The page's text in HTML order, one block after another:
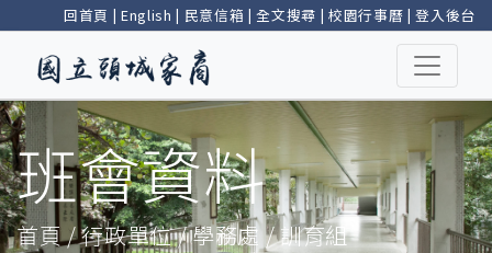
回首頁 | English | 民意信箱 |全文搜尋 | 校園行事曆 |登入後台
班會資料
首頁 / 行政單位 / 學務處 / 訓育組